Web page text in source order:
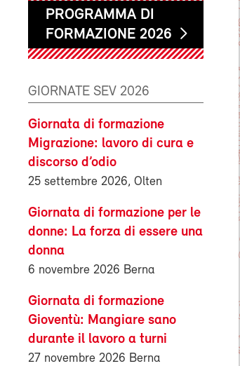
PROGRAMMA DI
FORMAZIONE 2026
GIORNATE SEV 2026
Giornata di formazione
Migrazione: lavoro di cura e
discorso d’odio
25 settembre 2026, Olten
Giornata di formazione per le
donne: La forza di essere una
donna
6 novembre 2026 Berna
Giornata di formazione
Gioventù: Mangiare sano
durante il lavoro a turni
27 novembre 2026 Berna